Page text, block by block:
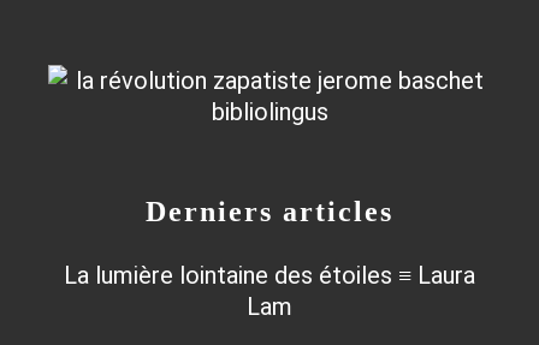
Derniers articles
La lumière lointaine des étoiles ≡ Laura
Lam